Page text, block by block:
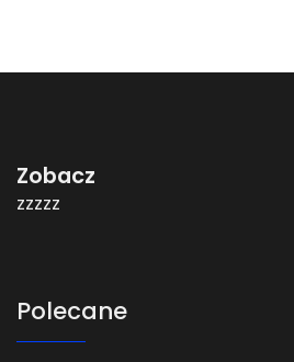
Zobacz
zzzzz
Polecane